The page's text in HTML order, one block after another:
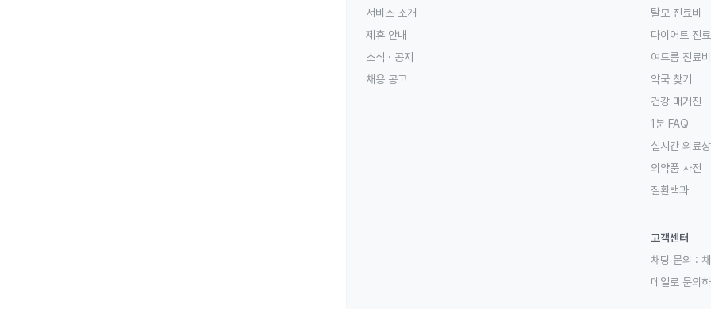
서비스 소개
제휴 안내
소식 · 공지
채용 공고
탈모 진료비
다이어트 진
여드름 진료비
약국 찾기
건강 매거진
1분 FAQ
실시간 의료
의약품 사전
질환백과
고객센터
채팅 문의 :
메일로 문의